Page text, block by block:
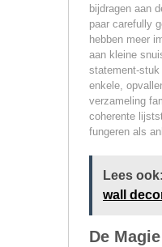
bijdragen aan
paar carefully
hebben meer
aan kleine
statement-stuk
enkele,
verzameling
coherente
fungeren als
Lees ook:
wall
De